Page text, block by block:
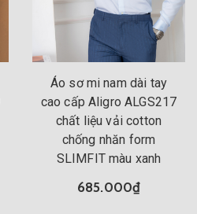
Áo sơ mi nam dài tay
cao cấp Aligro ALGS217
chất liệu vải cotton
chống nhăn form
SLIMFIT màu xanh
685.000₫